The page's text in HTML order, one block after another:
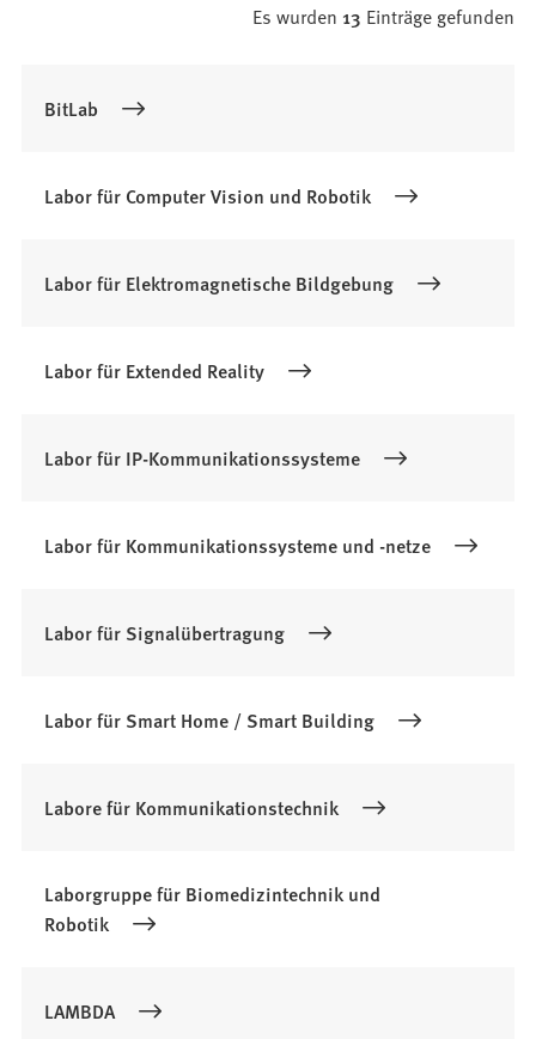
Es wurden 13 Einträge gefunden
BitLab
Labor für Computer Vision und Robotik
Labor für Elektromagnetische Bildgebung
Labor für Extended Reality
Labor für IP-Kommunikationssysteme
Labor für Kommunikationssysteme und -netze
Labor für Signalübertragung
Labor für Smart Home / Smart Building
Labore für Kommunikationstechnik
Laborgruppe für Biomedizintechnik und
Robotik
LAMBDA